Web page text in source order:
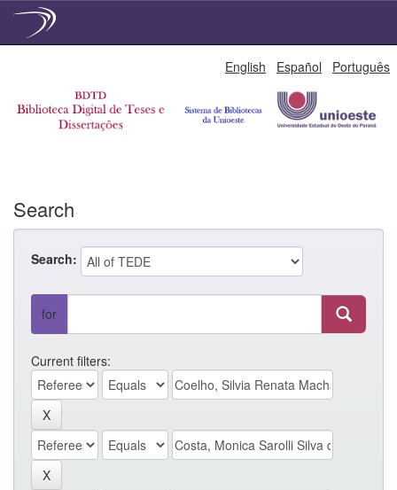
English Español Português
Search
Search:
for
Current filters: